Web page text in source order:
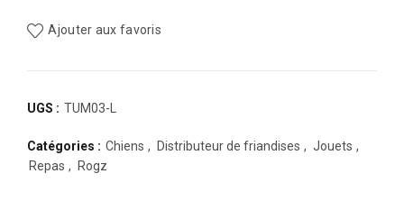
Ajouter aux favoris
UGS : TUM03-L
Catégories : Chiens , Distributeur de friandises , Jouets ,
Repas , Rogz